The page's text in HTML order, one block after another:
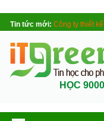
Tin tức mới: Công ty thiết
HỌC